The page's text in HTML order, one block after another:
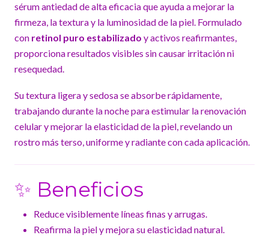
sérum antiedad de alta eficacia que ayuda a mejorar la
firmeza, la textura y la luminosidad de la piel. Formulado
con retinol puro estabilizado y activos reafirmantes,
proporciona resultados visibles sin causar irritación ni
resequedad.
Su textura ligera y sedosa se absorbe rápidamente,
trabajando durante la noche para estimular la renovación
celular y mejorar la elasticidad de la piel, revelando un
rostro más terso, uniforme y radiante con cada aplicación.
✨ Beneficios
Reduce visiblemente líneas finas y arrugas.
Reafirma la piel y mejora su elasticidad natural.